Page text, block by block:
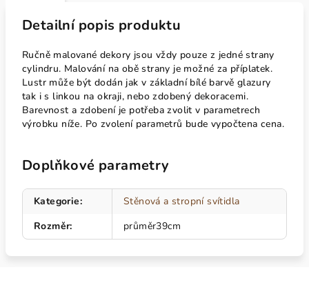
Detailní popis produktu
Ručně malované dekory jsou vždy pouze z jedné strany
cylindru. Malování na obě strany je možné za příplatek.
Lustr může být dodán jak v základní bílé barvě glazury
tak i s linkou na okraji, nebo zdobený dekoracemi.
Barevnost a zdobení je potřeba zvolit v parametrech
výrobku níže. Po zvolení parametrů bude vypočtena cena.
Doplňkové parametry
Kategorie:
Stěnová a stropní svítidla
Rozměr: průměr39cm